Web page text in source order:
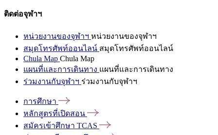
ติดต่อจุฬาฯ
หน่วยงานของจุฬาฯ หน่วยงานของจุฬาฯ
สมุดโทรศัพท์ออนไลน์ สมุดโทรศัพท์ออนไลน์
Chula Map Chula Map
แผนที่และการเดินทาง แผนที่และการเดินทาง
ร่วมงานกับจุฬาฯ ร่วมงานกับจุฬาฯ
การศึกษา
หลักสูตรที่เปิดสอน
สมัครเข้าศึกษา TCAS